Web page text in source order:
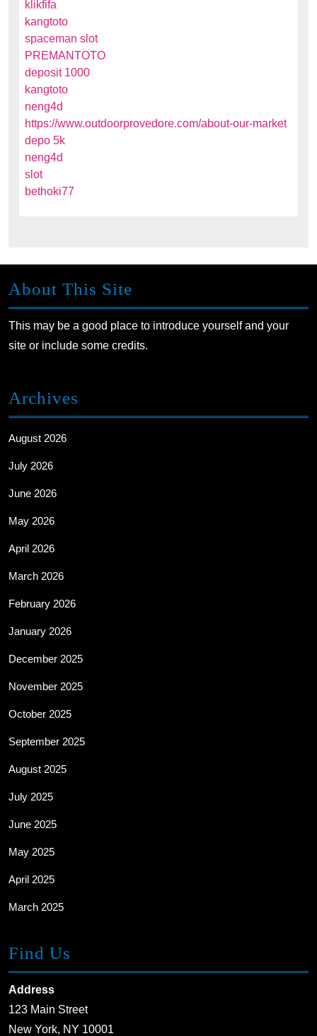
klikfifa
kangtoto
spaceman slot
PREMANTOTO
deposit 1000
kangtoto
neng4d
https://www.outdoorprovedore.com/about-our-market
depo 5k
neng4d
slot
bethoki77
About This Site
This may be a good place to introduce yourself and your
site or include some credits.
Archives
August 2026
July 2026
June 2026
May 2026
April 2026
March 2026
February 2026
January 2026
December 2025
November 2025
October 2025
September 2025
August 2025
July 2025
June 2025
May 2025
April 2025
March 2025
Find Us
Address
123 Main Street
New York, NY 10001